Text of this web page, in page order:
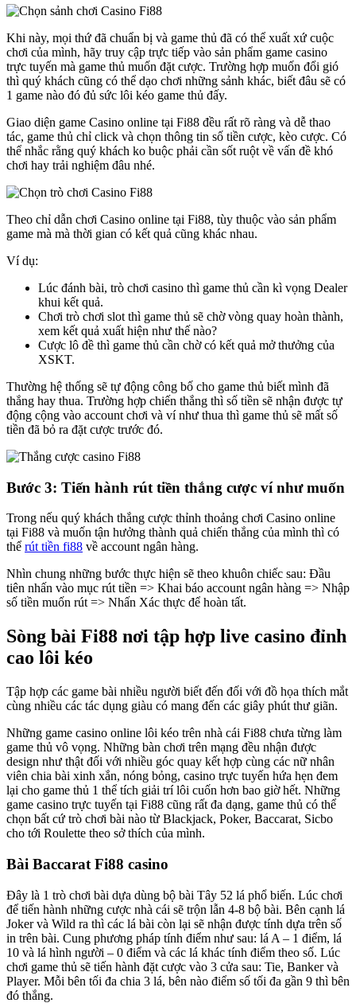
Khi này, mọi thứ đã chuẩn bị và game thủ đã có thể xuất xứ cuộc
chơi của mình, hãy truy cập trực tiếp vào sản phẩm game casino
trực tuyến mà game thủ muốn đặt cược. Trường hợp muốn đổi gió
thì quý khách cũng có thể dạo chơi những sảnh khác, biết đâu sẽ có
1 game nào đó đủ sức lôi kéo game thủ đấy.
Giao diện game Casino online tại Fi88 đều rất rõ ràng và dễ thao
tác, game thủ chỉ click và chọn thông tin số tiền cược, kèo cược. Có
thể nhắc rằng quý khách ko buộc phải cần sốt ruột về vấn đề khó
chơi hay trải nghiệm đâu nhé.
Theo chỉ dẫn chơi Casino online tại Fi88, tùy thuộc vào sản phẩm
game mà mà thời gian có kết quả cũng khác nhau.
Ví dụ:
Lúc đánh bài, trò chơi casino thì game thủ cần kì vọng Dealer
khui kết quả.
Chơi trò chơi slot thì game thủ sẽ chờ vòng quay hoàn thành,
xem kết quả xuất hiện như thế nào?
Cược lô đề thì game thủ cần chờ có kết quả mở thưởng của
XSKT.
Thường hệ thống sẽ tự động công bố cho game thủ biết mình đã
thắng hay thua. Trường hợp chiến thắng thì số tiền sẽ nhận được tự
động cộng vào account chơi và ví như thua thì game thủ sẽ mất số
tiền đã bỏ ra đặt cược trước đó.
Bước 3: Tiến hành rút tiền thắng cược ví như muốn
Trong nếu quý khách thắng cược thỉnh thoảng chơi Casino online
tại Fi88 và muốn tận hưởng thành quả chiến thắng của mình thì có
thể rút tiền fi88 về account ngân hàng.
Nhìn chung những bước thực hiện sẽ theo khuôn chiếc sau: Đầu
tiên nhấn vào mục rút tiền => Khai báo account ngân hàng => Nhập
số tiền muốn rút => Nhấn Xác thực để hoàn tất.
Sòng bài Fi88 nơi tập hợp live casino đỉnh
cao lôi kéo
Tập hợp các game bài nhiều người biết đến đối với đồ họa thích mắt
cùng nhiều các tác dụng giàu có mang đến các giây phút thư giãn.
Những game casino online lôi kéo trên nhà cái Fi88 chưa từng làm
game thủ vô vọng. Những bàn chơi trên mạng đều nhận được
design như thật đối với nhiều góc quay kết hợp cùng các nữ nhân
viên chia bài xinh xắn, nóng bỏng, casino trực tuyến hứa hẹn đem
lại cho game thủ 1 thể tích giải trí lôi cuốn hơn bao giờ hết. Những
game casino trực tuyến tại Fi88 cũng rất đa dạng, game thủ có thể
chọn bất cứ trò chơi bài nào từ Blackjack, Poker, Baccarat, Sicbo
cho tới Roulette theo sở thích của mình.
Bài Baccarat Fi88 casino
Đây là 1 trò chơi bài dựa dùng bộ bài Tây 52 lá phổ biến. Lúc chơi
để tiến hành những cược nhà cái sẽ trộn lẫn 4-8 bộ bài. Bên cạnh lá
Joker và Wild ra thì các lá bài còn lại sẽ nhận được tính dựa trên số
in trên bài. Cung phương pháp tính điểm như sau: lá A – 1 điểm, lá
10 và lá hình người – 0 điểm và các lá khác tính điểm theo số. Lúc
chơi game thủ sẽ tiến hành đặt cược vào 3 cửa sau: Tie, Banker và
Player. Mỗi bên tối đa chia 3 lá, bên nào điểm số tối đa gần 9 thì bên
đó thắng.